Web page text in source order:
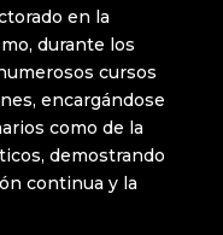
en la
durante los
cursos
encargándose
como de la
demostrando
continua y la